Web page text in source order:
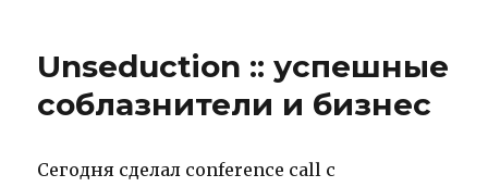
понимают
Unseduction :: успешные
соблазнители и бизнес
Сегодня сделал conference call с